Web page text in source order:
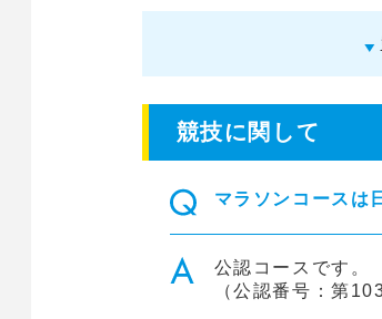
競技に関して
マラソンコースは
公認コースです。
（公認番号：第